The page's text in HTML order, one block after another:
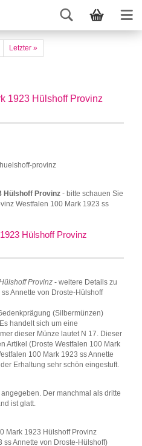
Letzter »
1923 Hülshoff Provinz
provinz
Hülshoff Provinz - bitte schauen Sie
Westfalen 100 Mark 1923 ss
Hülshoff Provinz
Provinz - weitere Details zu
Annette von Droste-Hülshoff
(Silbermünzen)
handelt sich um eine
dieser Münze lautet N 17. Dieser
Artikel (Droste Westfalen 100 Mark
100 Mark 1923 ss Annette
Erhaltung sehr schön eingestuft.
Der manchmal als dritte
ist glatt.
Mark 1923 Hülshoff Provinz
ss Annette von Droste-Hülshoff)